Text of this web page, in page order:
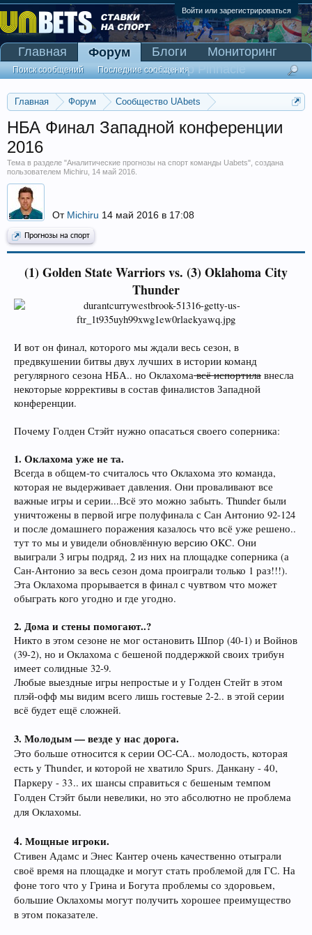
Войти или зарегистрироваться
Главная Форум
Сообщество UAbets
Аналитические прогнозы на спорт команды Uabets
НБА Финал Западной конференции
2016
Тема в разделе "Аналитические прогнозы на спорт команды Uabets", создана
пользователем Michiru 14 май 2016
От Michiru 14 май 2016 в 17:08
Прогнозы на спорт
(1) Golden State Warriors vs. (3) Oklahoma City
Thunder
И вот он финал, которого мы ждали весь сезон, в
предвкушении битвы двух лучших в истории команд
регулярного сезона НБА.. но Оклахомавсё испортила внесла
некоторые коррективы в состав финалистов Западной
конференции.
Почему Голден Стэйт нужно опасаться своего соперника:
1. Оклахома уже не та.
Всегда в общем-то считалось что Оклахома это команда,
которая не выдерживает давления. Они проваливают все
важные игры и серии...Всё это можно забыть. Thunder были
уничтожены в первой игре полуфинала с Сан Антонио 92-124
и после домашнего поражения казалось что всё уже решено..
тут то мы и увидели обновлённую версию OKC. Они
выиграли 3 игры подряд, 2 из них на площадке соперника (а
Сан-Антонио за весь сезон дома проиграли только 1 раз!!!).
Эта Оклахома прорывается в финал с чувтвом что может
обыграть кого угодно и где угодно.
2. Дома и стены помогают..?
Никто в этом сезоне не мог остановить Шпор (40-1) и Войнов
(39-2), но и Оклахома с бешеной поддержкой своих трибун
имеет солидные 32-9.
Любые выездные игры непростые и у Голден Стейт в этом
плэй-офф мы видим всего лишь гостевые 2-2.. в этой серии
всё будет ещё сложней.
3. Молодым — везде у нас дорога.
Это больше относится к серии ОС-СА.. молодость, которая
есть у Thunder, и которой не хватило Spurs. Данкану - 40,
Паркеру - 33.. их шансы справиться с бешеным темпом
Голден Стэйт были невелики, но это абсолютно не проблема
для Оклахомы.
4. Мощные игроки.
Стивен Адамс и Энес Кантер очень качественно отыграли
своё время на площадке и могут стать проблемой для ГС. На
фоне того что у Грина и Богута проблемы со здоровьем,
большие Оклахомы могут получить хорошее преимущество
в этом показателе.
Главная Форум
Поиск сообщений Последние сообщения
Блоги
Мониторинг
Сканер Pinnacle